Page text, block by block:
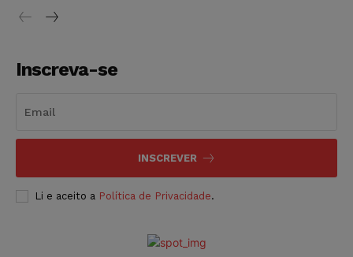
Inscreva-se
INSCREVER
Li e aceito a Política de Privacidade.